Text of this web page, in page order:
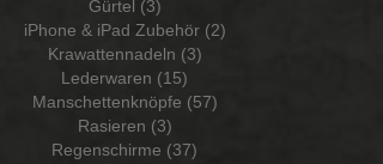
Gürtel (3)
iPhone & iPad Zubehör (2)
Krawattennadeln (3)
Lederwaren (15)
Manschettenknöpfe (57)
Rasieren (3)
Regenschirme (37)